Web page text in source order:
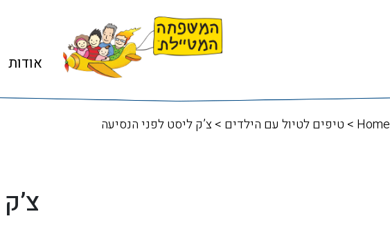
אודות
Home
> טיפים לטיול עם הילדים > צ’ק ליסט לפני הנסיעה